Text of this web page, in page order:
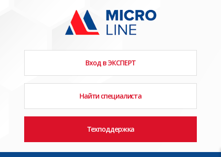
Вход в ЭКСПЕРТ
Найти специалиста
Техподдержка